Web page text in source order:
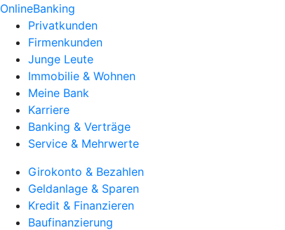
OnlineBanking
Privatkunden
Firmenkunden
Junge Leute
Immobilie & Wohnen
Meine Bank
Karriere
Banking & Verträge
Service & Mehrwerte
Girokonto & Bezahlen
Geldanlage & Sparen
Kredit & Finanzieren
Baufinanzierung